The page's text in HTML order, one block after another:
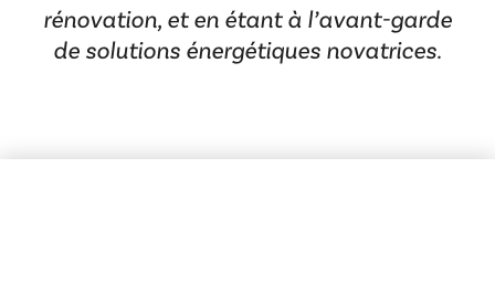
rénovation, et en étant à l’avant-garde
de solutions énergétiques novatrices.